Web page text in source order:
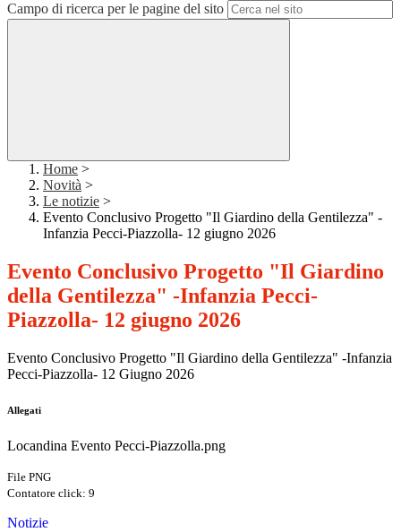
Campo di ricerca per le pagine del sito
Home >
Novità >
Le notizie >
Evento Conclusivo Progetto "Il Giardino della Gentilezza" -
Infanzia Pecci-Piazzolla- 12 giugno 2026
Evento Conclusivo Progetto "Il Giardino
della Gentilezza" -Infanzia Pecci-
Piazzolla- 12 giugno 2026
Evento Conclusivo Progetto "Il Giardino della Gentilezza" -Infanzia
Pecci-Piazzolla- 12 Giugno 2026
Allegati
Locandina Evento Pecci-Piazzolla.png
File PNG
Contatore click: 9
Notizie